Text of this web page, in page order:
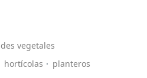
vegetales
hortícolas planteros